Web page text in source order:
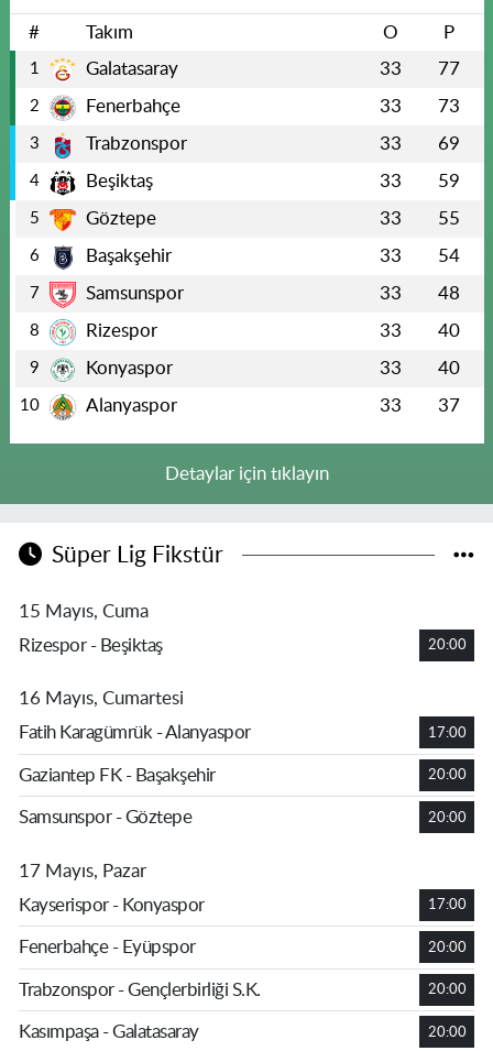
# Takım O P
1 Galatasaray 33 77
2 Fenerbahçe 33 73
3 Trabzonspor 33 69
4 Beşiktaş 33 59
5 Göztepe 33 55
6 Başakşehir 33 54
7 Samsunspor 33 48
8 Rizespor 33 40
9 Konyaspor 33 40
10 Alanyaspor 33 37
Detaylar için tıklayın
Süper Lig Fikstür
15 Mayıs, Cuma
Rizespor - Beşiktaş
20:00
16 Mayıs, Cumartesi
Fatih Karagümrük - Alanyaspor
17:00
Gaziantep FK - Başakşehir 20:00
Samsunspor - Göztepe 20:00
17 Mayıs, Pazar
Kayserispor - Konyaspor
17:00
Fenerbahçe - Eyüpspor 20:00
Trabzonspor - Gençlerbirliği S.K. 20:00
Kasımpaşa - Galatasaray 20:00